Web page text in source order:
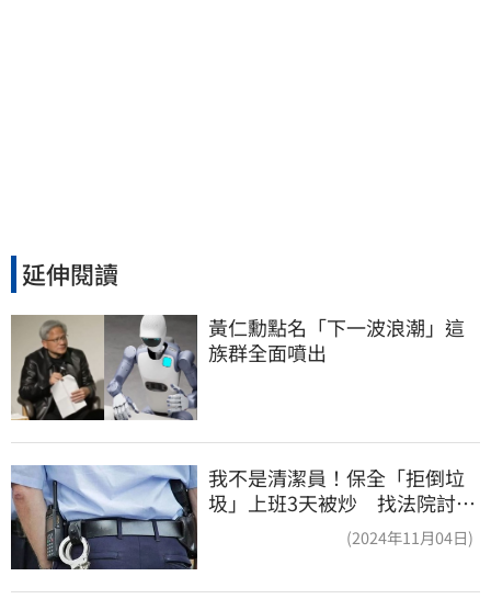
延伸閱讀
黃仁勳點名「下一波浪潮」這
族群全面噴出
我不是清潔員！保全「拒倒垃
圾」上班3天被炒 找法院討公
(2024年11月04日)